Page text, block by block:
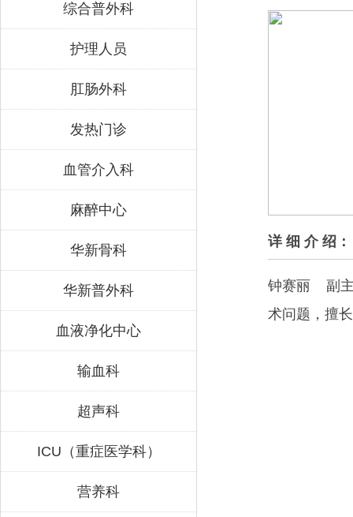
综合普外科
护理人员
肛肠外科
发热门诊
血管介入科
麻醉中心
华新骨科
华新普外科
血液净化中心
输血科
超声科
ICU（重症医学科）
营养科
详 细 介 绍：
钟赛丽
副
术问题，擅